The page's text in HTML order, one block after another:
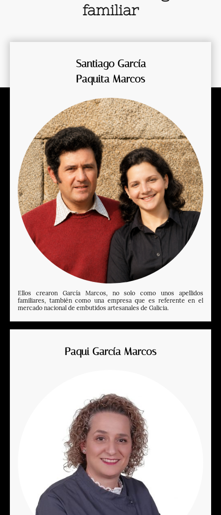
familiar
Santiago García
Paquita Marcos
Ellos crearon García Marcos, no solo como unos apellidos
familiares, también como una empresa que es referente en el
mercado nacional de embutidos artesanales de Galicia.
Paqui García Marcos